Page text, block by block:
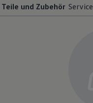
Teile und Zubehör Service